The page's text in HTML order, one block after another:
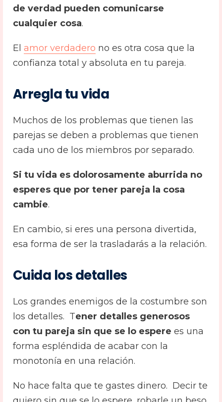
de verdad pueden comunicarse
cualquier cosa.
El amor verdadero no es otra cosa que la
confianza total y absoluta en tu pareja.
Arregla tu vida
Muchos de los problemas que tienen las
parejas se deben a problemas que tienen
cada uno de los miembros por separado.
Si tu vida es dolorosamente aburrida no
esperes que por tener pareja la cosa
cambie.
En cambio, si eres una persona divertida,
esa forma de ser la trasladarás a la relación.
Cuida los detalles
Los grandes enemigos de la costumbre son
los detalles. Tener detalles generosos
con tu pareja sin que se lo espere es una
forma espléndida de acabar con la
monotonía en una relación.
No hace falta que te gastes dinero. Decir te